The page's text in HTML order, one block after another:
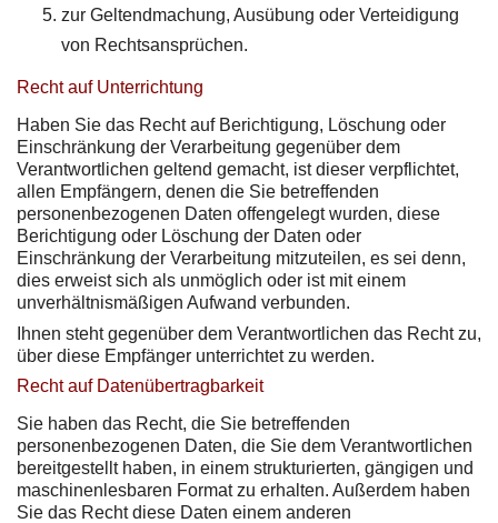
zur Geltendmachung, Ausübung oder Verteidigung
von Rechtsansprüchen.
Recht auf Unterrichtung
Haben Sie das Recht auf Berichtigung, Löschung oder
Einschränkung der Verarbeitung gegenüber dem
Verantwortlichen geltend gemacht, ist dieser verpflichtet,
allen Empfängern, denen die Sie betreffenden
personenbezogenen Daten offengelegt wurden, diese
Berichtigung oder Löschung der Daten oder
Einschränkung der Verarbeitung mitzuteilen, es sei denn,
dies erweist sich als unmöglich oder ist mit einem
unverhältnismäßigen Aufwand verbunden.
Ihnen steht gegenüber dem Verantwortlichen das Recht zu,
über diese Empfänger unterrichtet zu werden.
Recht auf Datenübertragbarkeit
Sie haben das Recht, die Sie betreffenden
personenbezogenen Daten, die Sie dem Verantwortlichen
bereitgestellt haben, in einem strukturierten, gängigen und
maschinenlesbaren Format zu erhalten. Außerdem haben
Sie das Recht diese Daten einem anderen